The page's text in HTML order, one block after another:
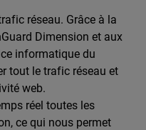
réseau. Grâce à la
Dimension et aux
informatique du
tout le trafic réseau et
web.
réel toutes les
ce qui nous permet